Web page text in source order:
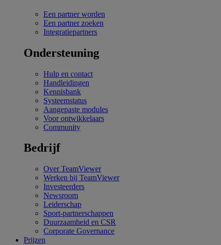
Een partner worden
Een partner zoeken
Integratiepartners
Ondersteuning
Hulp en contact
Handleidingen
Kennisbank
Systeemstatus
Aangepaste modules
Voor ontwikkelaars
Community
Bedrijf
Over TeamViewer
Werken bij TeamViewer
Investeerders
Newsroom
Leiderschap
Sport-partnerschappen
Duurzaamheid en CSR
Corporate Governance
Prijzen